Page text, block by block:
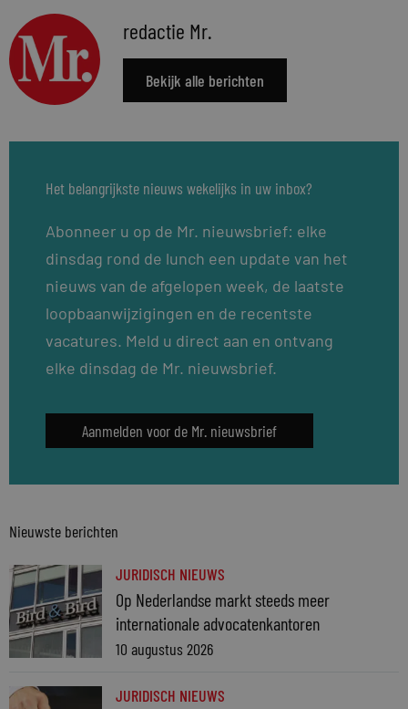
redactie Mr.
Bekijk alle berichten
Het belangrijkste nieuws wekelijks in uw inbox?
Abonneer u op de Mr. nieuwsbrief: elke
dinsdag rond de lunch een update van het
nieuws van de afgelopen week, de laatste
loopbaanwijzigingen en de recentste
vacatures. Meld u direct aan en ontvang
elke dinsdag de Mr. nieuwsbrief.
Aanmelden voor de Mr. nieuwsbrief
Nieuwste berichten
JURIDISCH NIEUWS
Op Nederlandse markt steeds meer
internationale advocatenkantoren
10 augustus 2026
JURIDISCH NIEUWS